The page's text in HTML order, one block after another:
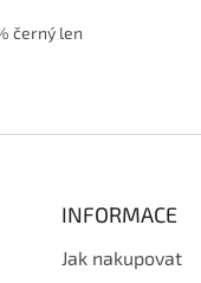
černý len
INFORMACE
Jak nakupovat